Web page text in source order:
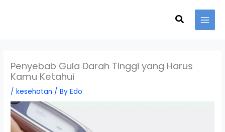
Search
Penyebab Gula Darah Tinggi yang Harus
Kamu Ketahui
/kesehatan / ByEdo